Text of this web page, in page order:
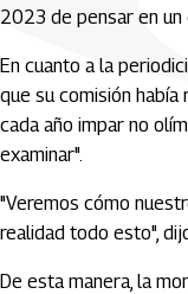
2023 de pensar en
En cuanto a la
que su comisión había
cada año impar no
examinar".
"Veremos cómo
realidad todo esto",
De esta manera, la